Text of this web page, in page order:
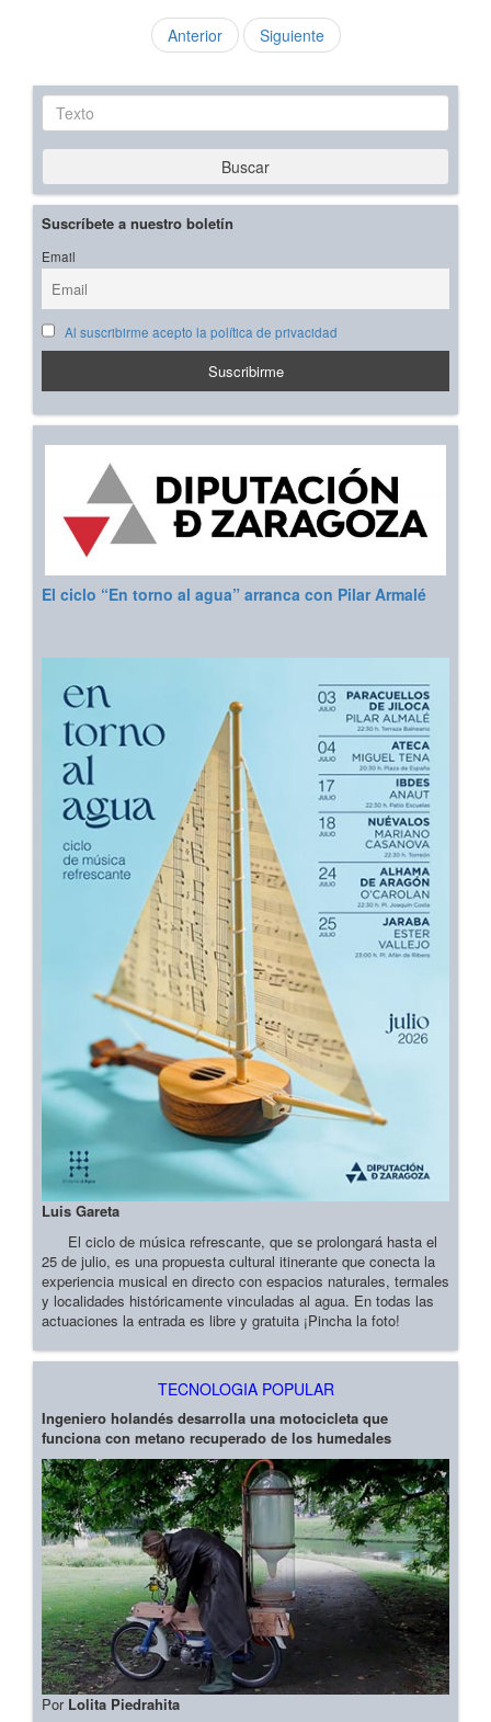
Anterior Siguiente
Texto
Buscar
Suscríbete a nuestro boletín
Email
Al suscribirme acepto la política de privacidad
El ciclo “En torno al agua” arranca con Pilar Armalé
Luis Gareta
El ciclo de música refrescante, que se prolongará hasta el
25 de julio, es una propuesta cultural itinerante que conecta la
experiencia musical en directo con espacios naturales, termales
y localidades históricamente vinculadas al agua. En todas las
actuaciones la entrada es libre y gratuita ¡Pincha la foto!
TECNOLOGIA POPULAR
Ingeniero holandés desarrolla una motocicleta que
funciona con metano recuperado de los humedales
Por Lolita Piedrahita